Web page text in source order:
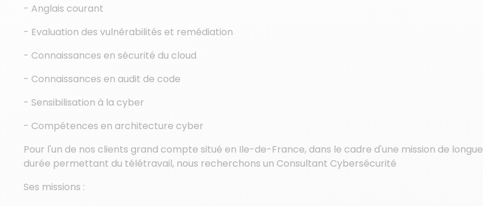
- Anglais courant
- Evaluation des vulnérabilités et remédiation
- Connaissances en sécurité du cloud
- Connaissances en audit de code
- Sensibilisation à la cyber
- Compétences en architecture cyber
Pour l'un de nos clients grand compte situé en Ile-de-France, dans le cadre d'une mission de longue
durée permettant du télétravail, nous recherchons un Consultant Cybersécurité
Ses missions :